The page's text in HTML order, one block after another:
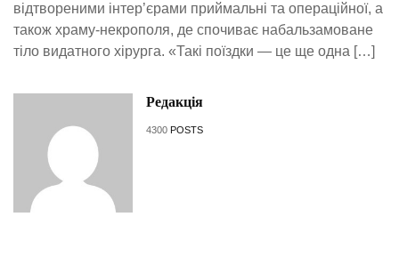
відтвореними інтер’єрами приймальні та операційної, а
також храму-некрополя, де спочиває набальзамоване
тіло видатного хірурга. «Такі поїздки — це ще одна […]
Редакція
4300 POSTS